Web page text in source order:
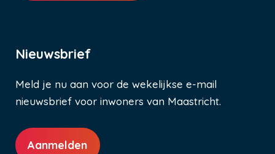
Nieuwsbrief
Meld je nu aan voor de wekelijkse e-mail
nieuwsbrief voor inwoners van Maastricht.
Aanmelden